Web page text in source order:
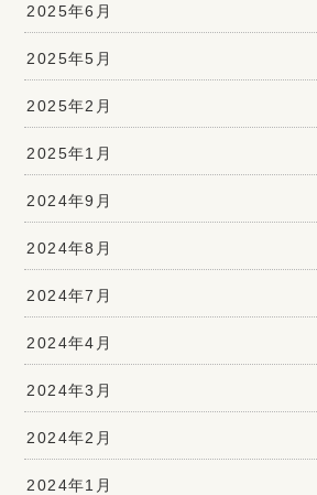
2025年6月
2025年5月
2025年2月
2025年1月
2024年9月
2024年8月
2024年7月
2024年4月
2024年3月
2024年2月
2024年1月